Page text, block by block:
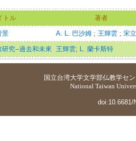
トル 著者
景 A. L. 巴沙姆 ; 王輝雲 ; 宋
究--過去和未來 王輝雲; L. 蘭卡斯特
国立台湾大学文学部仏教学セ
National Taiwan
doi:10.6681/